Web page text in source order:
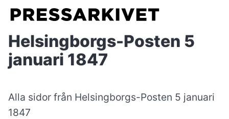
Helsingborgs-Posten 5
januari 1847
Alla sidor från Helsingborgs-Posten 5 januari
1847